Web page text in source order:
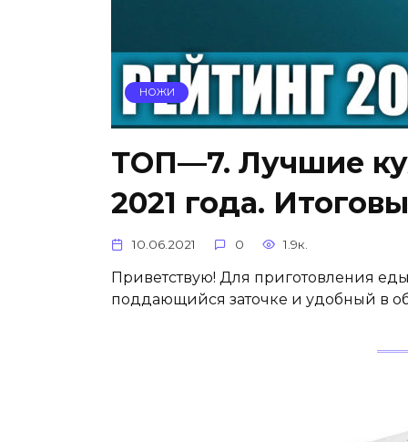
НОЖИ
ТОП—7. Лучшие
2021 года.
10.06.2021 0 1.9к.
Приветствую! Для приготовления
поддающийся заточке и удобный в